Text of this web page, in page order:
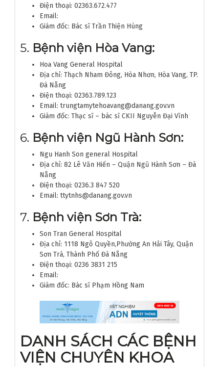
Điện thoại: 02363.672.477
Email:
Giám đốc: Bác sĩ Trần Thiện Hùng
5. Bệnh viện Hòa Vang:
Hoa Vang General Hospital
Địa chỉ: Thạch Nham Đông, Hòa Nhơn, Hòa Vang, TP.
Đà Nẵng
Điện thoại: 02363.789.123
Email: trungtamytehoavang@danang.gov.vn
Giám đốc: Thạc sĩ – bác sĩ CKII Nguyễn Đại Vĩnh
6. Bệnh viện Ngũ Hành Sơn:
Ngu Hanh Son general Hospital
Địa chỉ: 82 Lê Văn Hiến – Quận Ngũ Hành Sơn – Đà
Nẵng
Điện thoại: 0236.3 847 520
Email: ttytnhs@danang.gov.vn
7. Bệnh viện Sơn Trà:
Son Tran General Hospital
Địa chỉ: 1118 Ngô Quyền,Phường An Hải Tây, Quận
Sơn Trà, Thành Phố Đà Nẵng
Điện thoại: 0236 3831 215
Email:
Giám đốc: Bác sĩ Phạm Hồng Nam
DANH SÁCH CÁC BỆNH
VIỆN CHUYÊN KHOA